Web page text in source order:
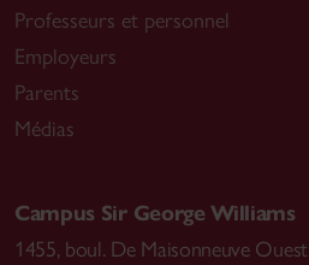
Professeurs et personnel
Employeurs
Parents
Médias
Campus Sir George Williams
1455, boul. De Maisonneuve Ouest